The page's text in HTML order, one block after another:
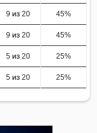
9 из 20 45%
9 из 20 45%
5 из 20 25%
5 из 20 25%